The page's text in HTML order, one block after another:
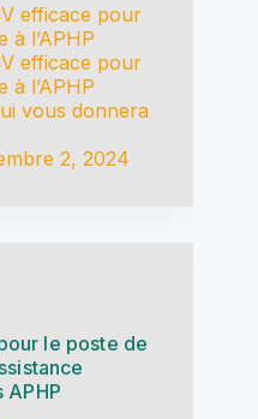
efficace pour
à l’APHP
efficace pour
à l’APHP
vous donnera
2, 2024
le poste de
APHP